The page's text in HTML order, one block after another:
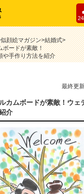
似顔絵マガジン>結婚式>
ボードが素敵！
や手作り方法を紹介
最終更
カムボードが素敵！ウェ
介